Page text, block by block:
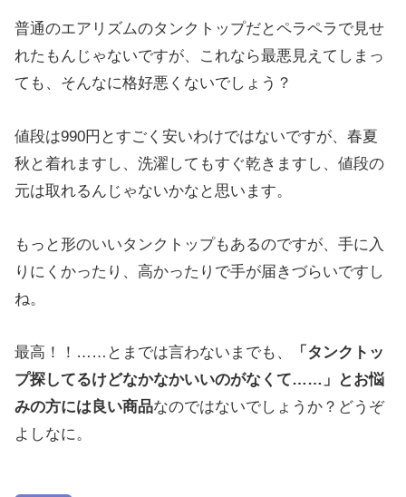
普通のエアリズムのタンクトップだとペラペラで見せ
れたもんじゃないですが、これなら最悪見えてしまっ
ても、そんなに格好悪くないでしょう？
値段は990円とすごく安いわけではないですが、春夏
秋と着れますし、洗濯してもすぐ乾きますし、値段の
元は取れるんじゃないかなと思います。
もっと形のいいタンクトップもあるのですが、手に入
りにくかったり、高かったりで手が届きづらいですし
ね。
最高！！……とまでは言わないまでも、
「タンクトッ
プ探してるけどなかなかいいのがなくて……」とお悩
みの方には良い商品なのではないでしょうか？どうぞ
よしなに。